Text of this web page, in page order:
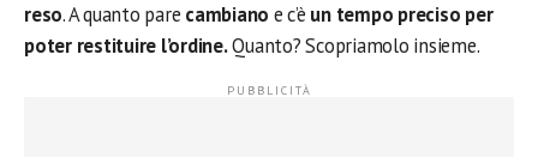
reso. A quanto pare cambiano e c’è un tempo preciso per
poter restituire l’ordine.Quanto? Scopriamolo insieme.